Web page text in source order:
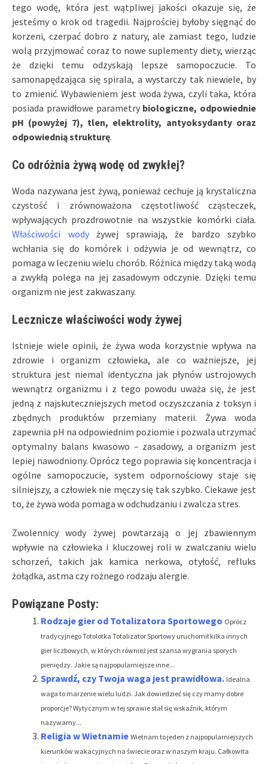
tego wodę, która jest wątpliwej jakości okazuje się, że
jesteśmy o krok od tragedii. Najprościej byłoby sięgnąć do
korzeni, czerpać dobro z natury, ale zamiast tego, ludzie
wolą przyjmować coraz to nowe suplementy diety, wierząc
że dzięki temu odzyskają lepsze samopoczucie. To
samonapędzająca się spirala, a wystarczy tak niewiele, by
to zmienić. Wybawieniem jest woda żywa, czyli taka, która
posiada prawidłowe parametry biologiczne, odpowiednie
pH (powyżej 7), tlen, elektrolity, antyoksydanty oraz
odpowiednią strukturę.
Co odróżnia żywą wodę od zwykłej?
Woda nazywana jest żywą, ponieważ cechuje ją krystaliczna
czystość i zrównoważona częstotliwość cząsteczek,
wpływających prozdrowotnie na wszystkie komórki ciała.
Właściwości wodyżywej sprawiają, że bardzo szybko
wchłania się do komórek i odżywia je od wewnątrz, co
pomaga w leczeniu wielu chorób. Różnica między taką wodą
a zwykłą polega na jej zasadowym odczynie. Dzięki temu
organizm nie jest zakwaszany.
Lecznicze właściwości wody żywej
Istnieje wiele opinii, że żywa woda korzystnie wpływa na
zdrowie i organizm człowieka, ale co ważniejsze, jej
struktura jest niemal identyczna jak płynów ustrojowych
wewnątrz organizmu i z tego powodu uważa się, że jest
jedną z najskuteczniejszych metod oczyszczania z toksyn i
zbędnych produktów przemiany materii. Żywa woda
zapewnia pH na odpowiednim poziomie i pozwala utrzymać
optymalny balans kwasowo – zasadowy, a organizm jest
lepiej nawodniony. Oprócz tego poprawia się koncentracja i
ogólne samopoczucie, system odpornościowy staje się
silniejszy, a człowiek nie męczy się tak szybko. Ciekawe jest
to, że żywa woda pomaga w odchudzaniu i zwalcza stres.
Zwolennicy wody żywej powtarzają o jej zbawiennym
wpływie na człowieka i kluczowej roli w zwalczaniu wielu
schorzeń, takich jak kamica nerkowa, otyłość, refluks
żołądka, astma czy rożnego rodzaju alergie.
Powiązane Posty:
Rodzaje gier od Totalizatora Sportowego Oprócz
tradycyjnego Totolotka Totalizator Sportowy uruchomił kilka innych
gier liczbowych, w których również jest szansa wygrania sporych
pieniędzy. Jakie są najpopularniejsze inne...
Sprawdź, czy Twoja waga jest prawidłowa. Idealna
waga to marzenie wielu ludzi. Jak dowiedzieć się czy mamy dobre
proporcje? Wytycznym w tej sprawie stał się wskaźnik, którym
nazywamy...
Religia w Wietnamie Wietnam to jeden z najpopularniejszych
kierunków wakacyjnych na świecie oraz w naszym kraju. Całkowita